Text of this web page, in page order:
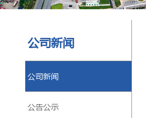
公司新闻
公司新闻
公告公示